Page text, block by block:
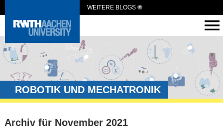
WEITERE BLOGS
ROBOTIK UND MECHATRONIK
Archiv für November 2021